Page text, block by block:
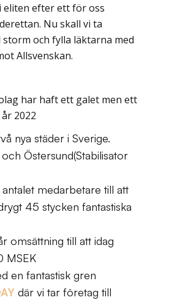
eliten efter ett för oss
Nu skall vi ta
och fylla läktarna med
Allsvenskan.
har haft ett galet men ett
2022
nya städer i Sverige.
Östersund(Stabilisator
medarbetare till att
45 stycken fantastiska
omsättning till att idag
MSEK
en fantastisk gren
där vi tar företag till